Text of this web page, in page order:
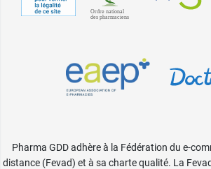
Pharma GDD adhère à la Fédération du e-
distance (Fevad) et à sa charte qualité. La